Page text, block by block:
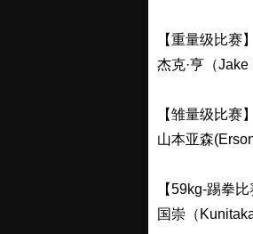
【重量级比赛】
杰克·亨（
【雏量级比赛】
山本亚森
【59kg-踢拳比
国崇（